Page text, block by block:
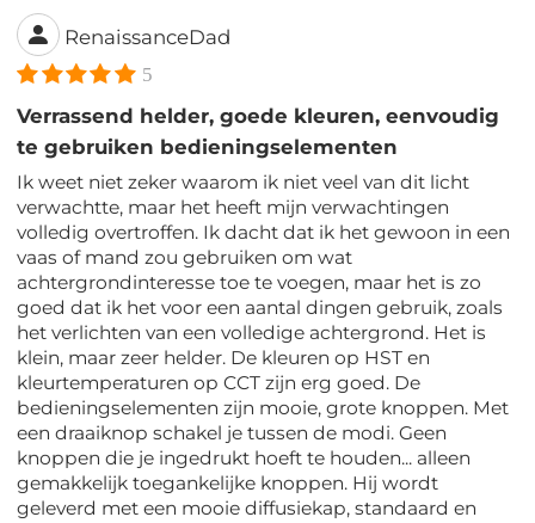
RenaissanceDad
5
Verrassend helder, goede kleuren, eenvoudig
te gebruiken bedieningselementen
Ik weet niet zeker waarom ik niet veel van dit licht
verwachtte, maar het heeft mijn verwachtingen
volledig overtroffen. Ik dacht dat ik het gewoon in een
vaas of mand zou gebruiken om wat
achtergrondinteresse toe te voegen, maar het is zo
goed dat ik het voor een aantal dingen gebruik, zoals
het verlichten van een volledige achtergrond. Het is
klein, maar zeer helder. De kleuren op HST en
kleurtemperaturen op CCT zijn erg goed. De
bedieningselementen zijn mooie, grote knoppen. Met
een draaiknop schakel je tussen de modi. Geen
knoppen die je ingedrukt hoeft te houden... alleen
gemakkelijk toegankelijke knoppen. Hij wordt
geleverd met een mooie diffusiekap, standaard en